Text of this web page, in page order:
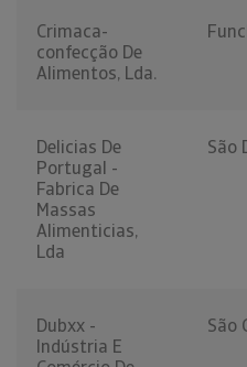
Crimaca-
confecção De
Alimentos, Lda.
Delicias De
Portugal -
Fabrica De
Massas
Alimenticias,
Lda
São
Dubxx -
Indústria E
São